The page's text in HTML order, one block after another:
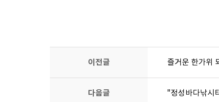
이전글 즐거운 한가위
다음글 "정성바다낚시